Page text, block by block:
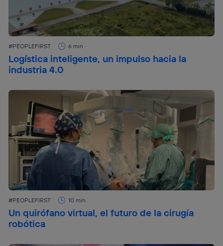
Logística inteligente, un impulso hacia la
industria 4.0
#PEOPLEFIRST 6 min
Un quirófano virtual, el futuro de la cirugía
robótica
#PEOPLEFIRST 10 min